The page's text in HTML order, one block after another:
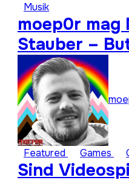
Musik
moep0r mag
Stauber –
Featured Games
Sind